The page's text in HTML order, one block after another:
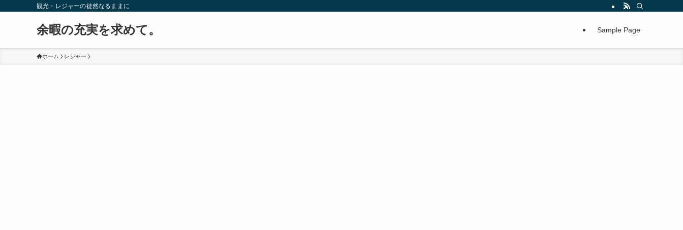
観光・レジャーの徒然なるままに
余暇の充実を求めて。 Sample Page
ホーム レジャー